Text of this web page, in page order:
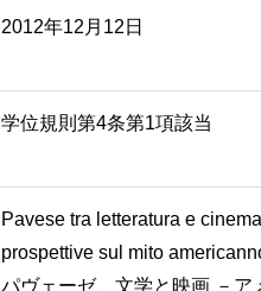
2012年12月12日
学位規則第4条第1項該当
Pavese tra letteratura e
prospettive sul mito
パヴェーゼ、文学と映画 －ア